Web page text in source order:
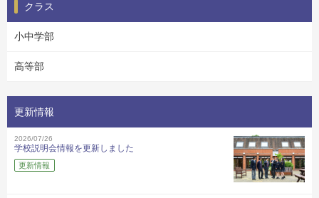
クラス
小中学部
高等部
更新情報
2026/07/26
学校説明会情報を更新しました
更新情報